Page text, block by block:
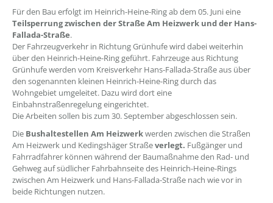
Für den Bau erfolgt im Heinrich-Heine-Ring ab dem 05. Juni eine
Teilsperrung zwischen der Straße Am Heizwerk und der Hans-
Fallada-Straße.
Der Fahrzeugverkehr in Richtung Grünhufe wird dabei weiterhin
über den Heinrich-Heine-Ring geführt. Fahrzeuge aus Richtung
Grünhufe werden vom Kreisverkehr Hans-Fallada-Straße aus über
den sogenannten kleinen Heinrich-Heine-Ring durch das
Wohngebiet umgeleitet. Dazu wird dort eine
Einbahnstraßenregelung eingerichtet.
Die Arbeiten sollen bis zum 30. September abgeschlossen sein.
Die Bushaltestellen Am Heizwerkwerden zwischen die Straßen
Am Heizwerk und Kedingshäger Straßeverlegt. Fußgänger und
Fahrradfahrer können während der Baumaßnahme den Rad- und
Gehweg auf südlicher Fahrbahnseite des Heinrich-Heine-Rings
zwischen Am Heizwerk und Hans-Fallada-Straße nach wie vor in
beide Richtungen nutzen.